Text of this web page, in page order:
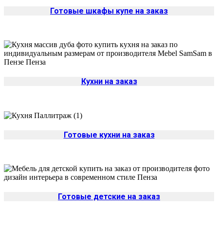
Готовые шкафы купе на заказ
Кухни на заказ
Готовые кухни на заказ
Готовые детские на заказ